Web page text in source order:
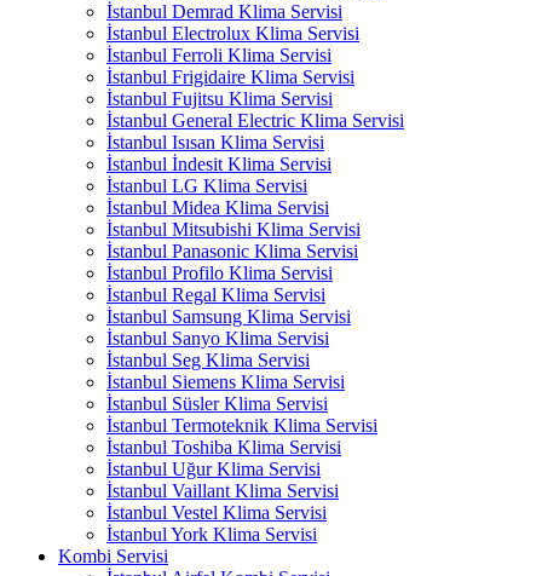
İstanbul Demrad Klima Servisi
İstanbul Electrolux Klima Servisi
İstanbul Ferroli Klima Servisi
İstanbul Frigidaire Klima Servisi
İstanbul Fujitsu Klima Servisi
İstanbul General Electric Klima Servisi
İstanbul Isısan Klima Servisi
İstanbul İndesit Klima Servisi
İstanbul LG Klima Servisi
İstanbul Midea Klima Servisi
İstanbul Mitsubishi Klima Servisi
İstanbul Panasonic Klima Servisi
İstanbul Profilo Klima Servisi
İstanbul Regal Klima Servisi
İstanbul Samsung Klima Servisi
İstanbul Sanyo Klima Servisi
İstanbul Seg Klima Servisi
İstanbul Siemens Klima Servisi
İstanbul Süsler Klima Servisi
İstanbul Termoteknik Klima Servisi
İstanbul Toshiba Klima Servisi
İstanbul Uğur Klima Servisi
İstanbul Vaillant Klima Servisi
İstanbul Vestel Klima Servisi
İstanbul York Klima Servisi
Kombi Servisi